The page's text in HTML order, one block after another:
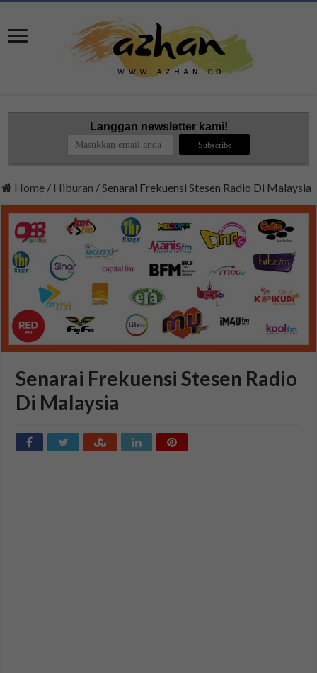
Langgan newsletter kami!
Home / Hiburan / Senarai Frekuensi Stesen Radio Di Malaysia
Senarai Frekuensi Stesen Radio
Di Malaysia